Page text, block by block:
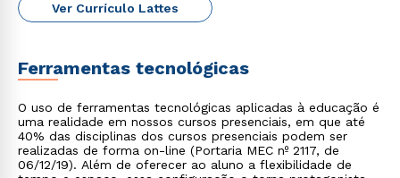
Ver Currículo Lattes
Ferramentas tecnológicas
O uso de ferramentas tecnológicas aplicadas à educação é
uma realidade em nossos cursos presenciais, em que até
40% das disciplinas dos cursos presenciais podem ser
realizadas de forma on-line (Portaria MEC nº 2117, de
06/12/19). Além de oferecer ao aluno a flexibilidade de